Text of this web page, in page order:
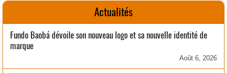
Actualités
Fundo Baobá dévoile son nouveau logo et sa nouvelle identité de
marque
Août 6, 2026